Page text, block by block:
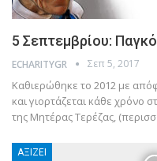
5 Σεπτεμβρίου:
ECHARITYGR Σεπ 5, 2017
Καθιερώθηκε το 2012 με
και γιορτάζεται κάθε χρόνο
της Μητέρας Τερέζας,
ΑΞΊΖΕΙ